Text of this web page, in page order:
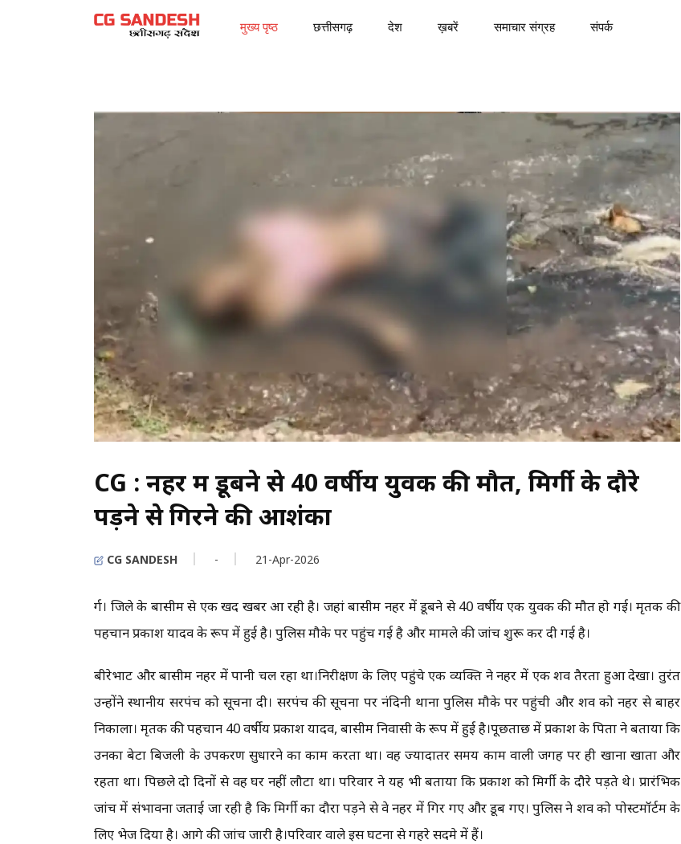
मुख्य पृष्ठ छत्तीसगढ़ देश ख़बरें समाचार संग्रह संपर्क
CG : नहर में डूबने से 40 वर्षीय युवक की मौत, मिर्गी के दौरे
पड़ने से गिरने की आशंका
CG SANDESH - 21-Apr-2026
दुर्ग। जिले के बासीम से एक दुखद खबर आ रही है। जहां बासीम नहर में डूबने से 40 वर्षीय एक युवक की मौत हो गई। मृतक की
पहचान प्रकाश यादव के रूप में हुई है। पुलिस मौके पर पहुंच गई है और मामले की जांच शुरू कर दी गई है।
बीरेभाट और बासीम नहर में पानी चल रहा था।निरीक्षण के लिए पहुंचे एक व्यक्ति ने नहर में एक शव तैरता हुआ देखा। तुरंत
उन्होंने स्थानीय सरपंच को सूचना दी। सरपंच की सूचना पर नंदिनी थाना पुलिस मौके पर पहुंची और शव को नहर से बाहर
निकाला। मृतक की पहचान 40 वर्षीय प्रकाश यादव, बासीम निवासी के रूप में हुई है।पूछताछ में प्रकाश के पिता ने बताया कि
उनका बेटा बिजली के उपकरण सुधारने का काम करता था। वह ज्यादातर समय काम वाली जगह पर ही खाना खाता और
रहता था। पिछले दो दिनों से वह घर नहीं लौटा था। परिवार ने यह भी बताया कि प्रकाश को मिर्गी के दौरे पड़ते थे। प्रारंभिक
जांच में संभावना जताई जा रही है कि मिर्गी का दौरा पड़ने से वे नहर में गिर गए और डूब गए। पुलिस ने शव को पोस्टमॉर्टम के
लिए भेज दिया है। आगे की जांच जारी है।परिवार वाले इस घटना से गहरे सदमे में हैं।